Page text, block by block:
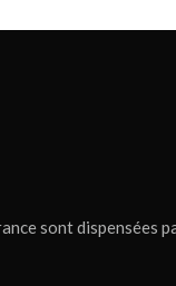
sont dispensées